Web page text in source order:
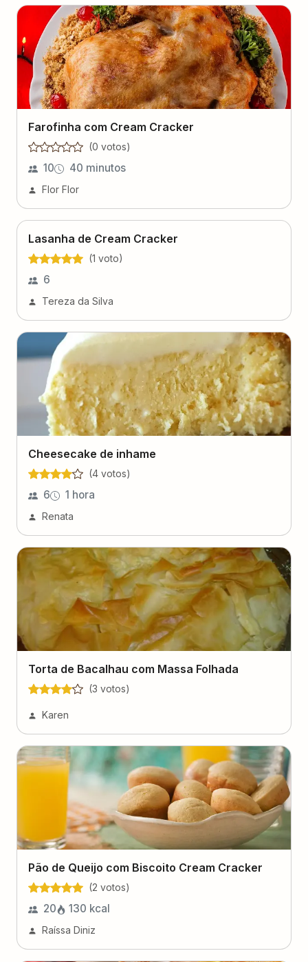
Farofinha com Cream Cracker
(0 votos)
10 40 minutos
Flor Flor
Lasanha de Cream Cracker
(1 voto)
6
Tereza da Silva
Cheesecake de inhame
(4 votos)
6 1 hora
Renata
Torta de Bacalhau com Massa Folhada
(3 votos)
Karen
Pão de Queijo com Biscoito Cream Cracker
(2 votos)
20 130 kcal
Raíssa Diniz